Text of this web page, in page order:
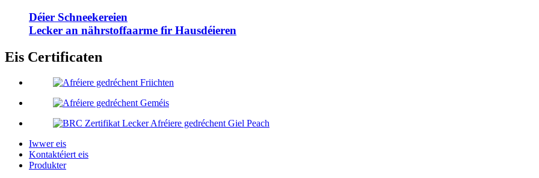
Déier Schneekereien
Lecker an nährstoffaarme fir Hausdéieren
Eis Certificaten
Iwwer eis
Kontaktéiert eis
Produkter